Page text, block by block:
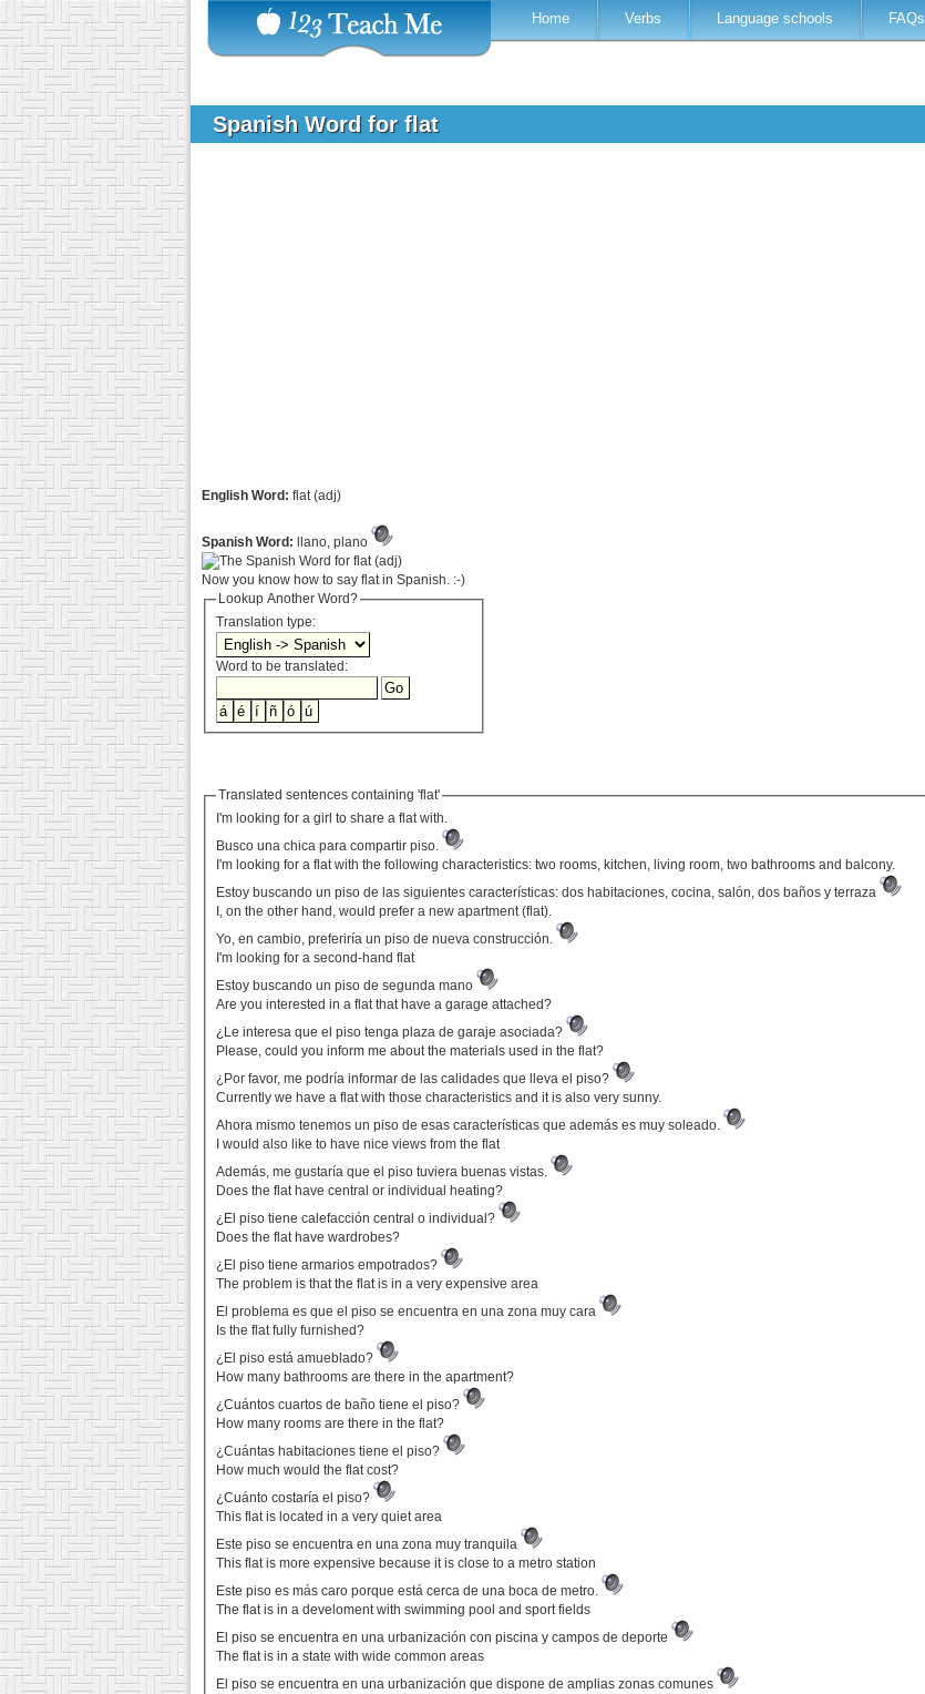
Home Verbs Language schools FAQs
Spanish Word for flat
English Word: flat (adj)
Spanish Word: llano, plano
Now you know how to say flat in Spanish. :-)
Lookup Another Word?
Translation type:
Word to be translated:
Translated sentences containing 'flat'
I'm looking for a girl to share a flat with.
Busco una chica para compartir piso.
I'm looking for a flat with the following characteristics: two rooms, kitchen, living room, two bathrooms and balcony.
Estoy buscando un piso de las siguientes características: dos habitaciones, cocina, salón, dos baños y terraza
I, on the other hand, would prefer a new apartment (flat).
Yo, en cambio, preferiría un piso de nueva construcción.
I'm looking for a second-hand flat
Estoy buscando un piso de segunda mano
Are you interested in a flat that have a garage attached?
¿Le interesa que el piso tenga plaza de garaje asociada?
Please, could you inform me about the materials used in the flat?
¿Por favor, me podría informar de las calidades que lleva el piso?
Currently we have a flat with those characteristics and it is also very sunny.
Ahora mismo tenemos un piso de esas características que además es muy soleado.
I would also like to have nice views from the flat
Además, me gustaría que el piso tuviera buenas vistas.
Does the flat have central or individual heating?
¿El piso tiene calefacción central o individual?
Does the flat have wardrobes?
¿El piso tiene armarios empotrados?
The problem is that the flat is in a very expensive area
El problema es que el piso se encuentra en una zona muy cara
Is the flat fully furnished?
¿El piso está amueblado?
How many bathrooms are there in the apartment?
¿Cuántos cuartos de baño tiene el piso?
How many rooms are there in the flat?
¿Cuántas habitaciones tiene el piso?
How much would the flat cost?
¿Cuánto costaría el piso?
This flat is located in a very quiet area
Este piso se encuentra en una zona muy tranquila
This flat is more expensive because it is close to a metro station
Este piso es más caro porque está cerca de una boca de metro.
The flat is in a develoment with swimming pool and sport fields
El piso se encuentra en una urbanización con piscina y campos de deporte
The flat is in a state with wide common areas
El piso se encuentra en una urbanización que dispone de amplias zonas comunes